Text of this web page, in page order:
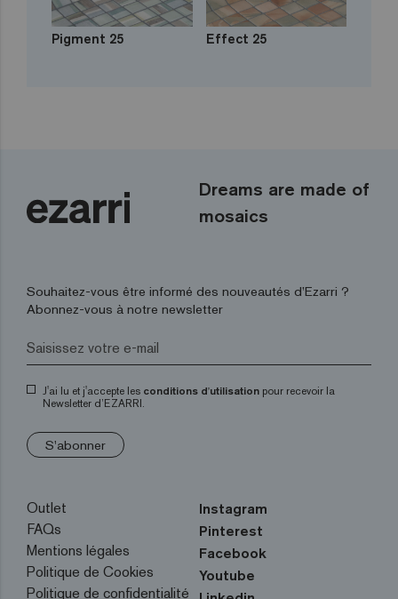
Pigment 25 Effect 25
Dreams are made of
mosaics
Souhaitez-vous être informé des nouveautés d’Ezarri ?
Abonnez-vous à notre newsletter
J'ai lu et j'accepte les conditions d'utilisation pour recevoir la
Newsletter d’EZARRI.
S'abonner
Outlet
FAQs
Mentions légales
Politique de Cookies
Politique de confidentialité
Instagram
Pinterest
Facebook
Youtube